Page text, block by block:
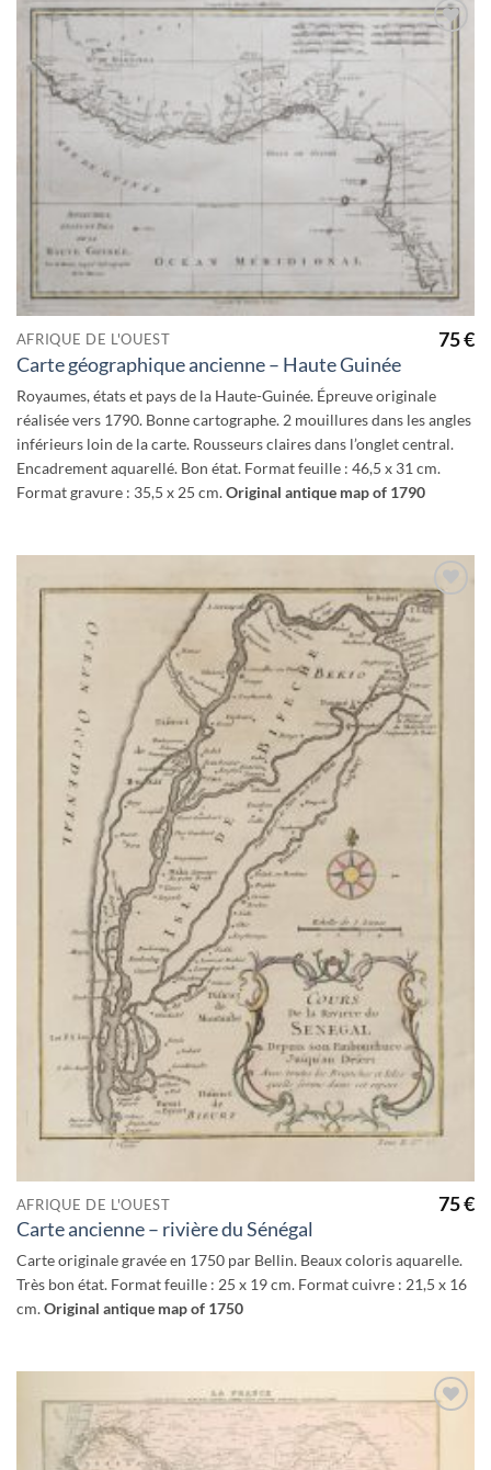
Ajouter
AFRIQUE DE L'OUEST
Carte géographique ancienne – Haute Guinée
75€
Royaumes, états et pays de la Haute-Guinée. Épreuve originale
réalisée vers 1790. Bonne cartographe. 2 mouillures dans les angles
inférieurs loin de la carte. Rousseurs claires dans l’onglet central.
Encadrement aquarellé. Bon état. Format feuille : 46,5 x 31 cm.
Format gravure : 35,5 x 25 cm.Original antique map of 1790
Ajouter
wishlist
AFRIQUE DE L'OUEST
Carte ancienne – rivière du Sénégal
75€
Carte originale gravée en 1750 par Bellin. Beaux coloris aquarelle.
Très bon état. Format feuille : 25 x 19 cm. Format cuivre : 21,5 x 16
cm.Original antique map of 1750